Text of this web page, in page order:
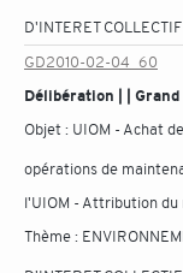
D'INTERET COLLECTIF
GD2010-02-04_60
Délibération | |
Objet : UIOM - Achat
opérations de
l'UIOM - Attribution du
Thème :